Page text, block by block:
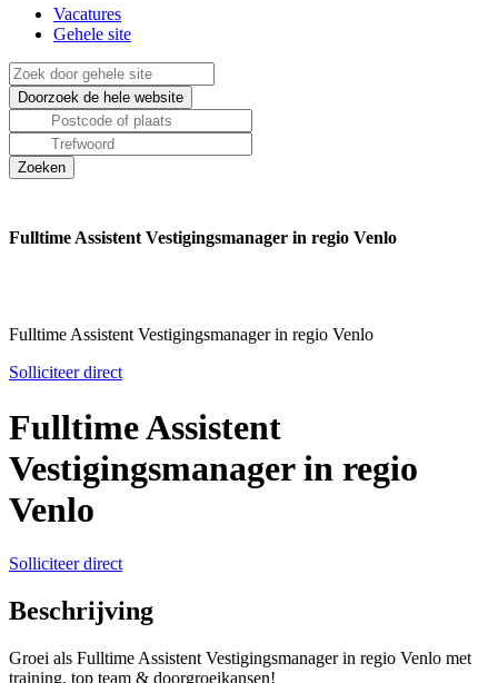
Vacatures
Gehele site
Fulltime Assistent Vestigingsmanager in regio Venlo
Fulltime Assistent Vestigingsmanager in regio Venlo
Solliciteer direct
Fulltime Assistent
Vestigingsmanager in regio
Venlo
Solliciteer direct
Beschrijving
Groei als Fulltime Assistent Vestigingsmanager in regio Venlo met
training, top team & doorgroeikansen!